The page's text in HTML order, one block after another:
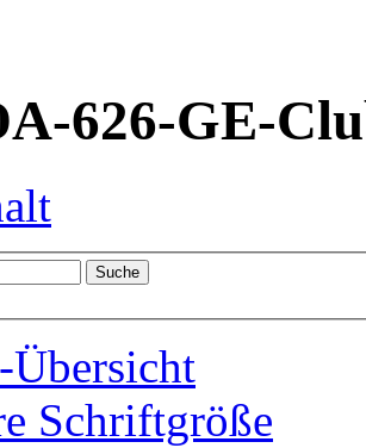
626-GE-
Übersicht
Schriftgröße